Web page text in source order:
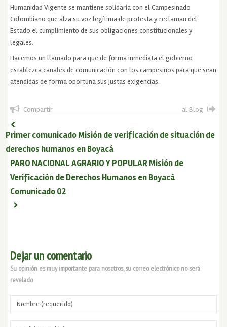
Humanidad Vigente se mantiene solidaria con el Campesinado
Colombiano que alza su voz legítima de protesta y reclaman del
Estado el cumplimiento de sus obligaciones constitucionales y
legales.
Hacemos un llamado para que de forma inmediata el gobierno
establezca canales de comunicación con los campesinos para que sean
atendidas de forma oportuna sus justas exigencias.
Compartir al Blog
Primer comunicado Misión de verificación de situación de
derechos humanos en Boyacá
PARO NACIONAL AGRARIO Y POPULAR Misión de
Verificación de Derechos Humanos en Boyacá
Comunicado 02
Dejar un comentario
Su opinión es muy importante para nosotros, su correo electrónico no será
revelado